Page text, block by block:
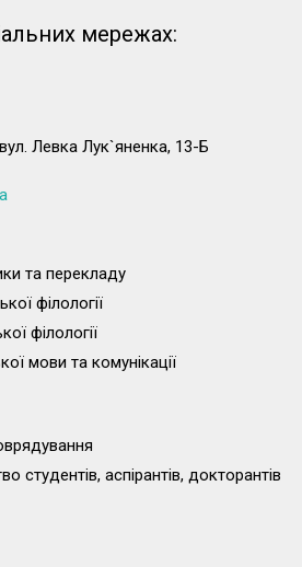
мережах:
Левка Лук`яненка, 13-Б
та перекладу
філології
філології
мови та комунікації
студентів, аспірантів, докторантів